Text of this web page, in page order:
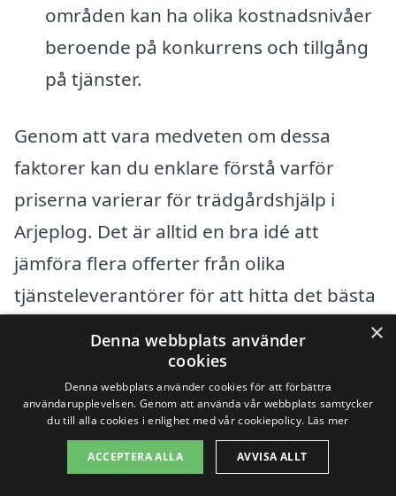
områden kan ha olika kostnadsnivåer
beroende på konkurrens och tillgång
på tjänster.
Genom att vara medveten om dessa
faktorer kan du enklare förstå varför
priserna varierar för trädgårdshjälp i
Arjeplog. Det är alltid en bra idé att
jämföra flera offerter från olika
tjänsteleverantörer för att hitta det bästa
På vår plattform kan du enkelt få tillgång
till olika företag som erbjuder
trädgårdshjälp i ditt område. Fyll i dina
uppgifter och få kostnadsfria offerter från
×
Denna webbplats använder
cookies
Denna webbplats använder cookies för att förbättra
användarupplevelsen. Genom att använda vår webbplats samtycker
du till alla cookies i enlighet med vår cookiepolicy. Läs mer
ACCEPTERA ALLA AVVISA ALLT